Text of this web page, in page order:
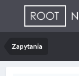
Zapytania